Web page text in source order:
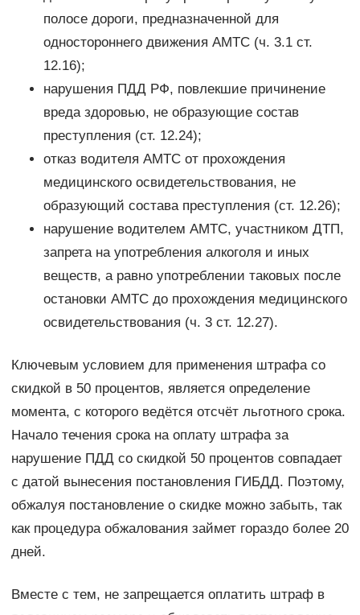
полосе дороги, предназначенной для
одностороннего движения АМТС (ч. 3.1 ст.
12.16);
нарушения ПДД РФ, повлекшие причинение
вреда здоровью, не образующие состав
преступления (ст. 12.24);
отказ водителя АМТС от прохождения
медицинского освидетельствования, не
образующий состава преступления (ст. 12.26);
нарушение водителем АМТС, участником ДТП,
запрета на употребления алкоголя и иных
веществ, а равно употреблении таковых после
остановки АМТС до прохождения медицинского
освидетельствования (ч. 3 ст. 12.27).
Ключевым условием для применения штрафа со
скидкой в 50 процентов, является определение
момента, с которого ведётся отсчёт льготного срока.
Начало течения срока на оплату штрафа за
нарушение ПДД со скидкой 50 процентов совпадает
с датой вынесения постановления ГИБДД. Поэтому,
обжалуя постановление о скидке можно забыть, так
как процедура обжалования займет гораздо более 20
дней.
Вместе с тем, не запрещается оплатить штраф в